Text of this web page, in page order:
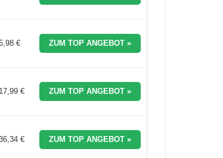
€ ZUM TOP ANGEBOT »
17,99 € ZUM TOP ANGEBOT »
€ ZUM TOP ANGEBOT »